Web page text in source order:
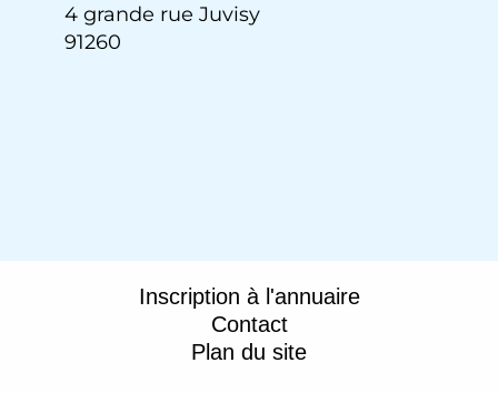
4 grande rue Juvisy
91260
Inscription à l'annuaire
Contact
Plan du site